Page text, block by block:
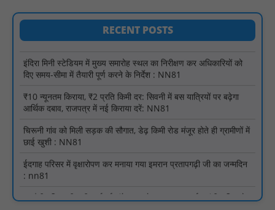
RECENT POSTS
गया : NN81
इंदिरा मिनी स्टेडियम में मुख्य समारोह स्थल का निरीक्षण कर अधिकारियों को
₹10 न्यूनतम किराया, ₹2 प्रति किमी दर: सिवनी में बस यात्रियों पर बढ़ेगा
आर्थिक दबाव, राजपत्र में नई किराया दरें: NN81
चिरूनी गांव को मिली सड़क की सौगात, डेढ़ किमी रोड मंजूर होते ही ग्रामीणों में
छाई खुशी : NN81
ईदगाह परिसर में वृक्षारोपण कर मनाया गया इमरान प्रतापगढ़ी जी का जन्मदिन
: nn81
मगरौनी पुलिस की बड़ी कार्रवाई लंबे समय से फरार एक स्थाई वारंटी सहित दो
वारंटी गिरफ्तार : NN81
स्वतंत्रता दिवस सिर पर होने के बाद भी परिसर में फैली है गंदगी और झाड़ियाँ,